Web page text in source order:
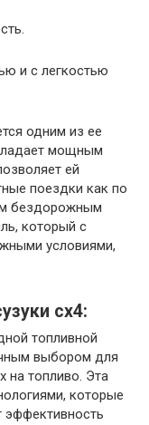
и с легкостью
одним из ее
мощным
ей
поездки как по
бездорожным
который с
условиями,
сх4:
топливной
выбором для
на топливо. Эта
которые